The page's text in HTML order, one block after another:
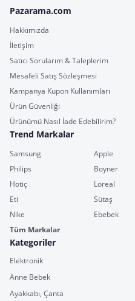
Pazarama.com
Hakkımızda
İletişim
Satıcı Sorularım & Taleplerim
Mesafeli Satış Sözleşmesi
Kampanya Kupon Kullanımları
Ürün Güvenliği
Ürünümü Nasıl İade Edebilirim?
Trend Markalar
Samsung Apple
Philips
Boyner
Hotiç
Loreal
Eti
Sütaş
Nike
Ebebek
Tüm Markalar
Kategoriler
Elektronik
Anne Bebek
Ayakkabı, Çanta